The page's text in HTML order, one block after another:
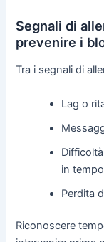
Segnali di
prevenire i
Tra i segnali di
Lag o
in
Perdita
Riconoscere